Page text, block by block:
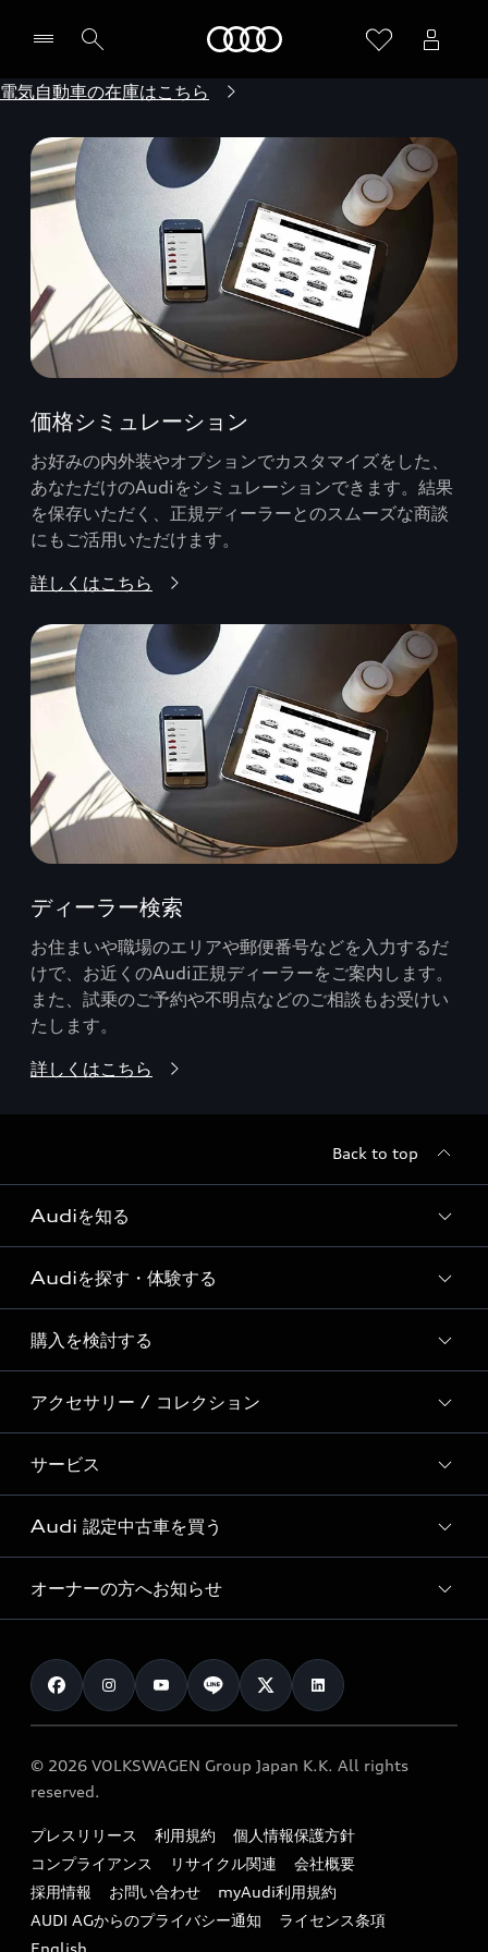
電気自動車の在庫はこちら
価格シミュレーション
お好みの内外装やオプションでカスタマイズをした、
あなただけのAudiをシミュレーションできます。結果
を保存いただく、正規ディーラーとのスムーズな商談
にもご活用いただけます。
詳しくはこちら
ディーラー検索
お住まいや職場のエリアや郵便番号などを入力するだ
けで、お近くのAudi正規ディーラーをご案内します。
また、試乗のご予約や不明点などのご相談もお受けい
たします。
詳しくはこちら
Back to top
Audiを知る
Audi ブランド
Story of Progress
Audi Sport
Formula 1®
デジタルサービス
Audiを探す・体験する
ディーラー検索
新車在庫検索
試乗車・展示車検索
見積り依頼
試乗予約
購入を検討する
モデル一覧
特別仕様モデル / 限定モデル
e-tronラインアップ
価格シミュレーション
車両比較
カタログ一覧
アクセサリー / コレクション
純正アクセサリー
オンラインショップ
Audi collection
アウディナビアプリ
サービス
サービス入庫予約
サービスプログラム
メンテナンス
車検 / 定期点検
e-tronアフターサポート
myAudi
Audi 認定中古車を買う
Audi認定中古車
クオリティ
保証
メンテナンス
ファイナンス
キャンペーン / イベント
買取査定
オーナーの方へお知らせ
お知らせ
オーナー様向けキャンペーン
特定整備適用車一覧
リサイクル法
よくある質問（FAQ）
© 2026 VOLKSWAGEN Group Japan K.K. All rights
reserved.
プレスリリース 利用規約
個人情報保護方針
コンプライアンス
リサイクル関連
会社概要
採用情報
お問い合わせ
myAudi利用規約
AUDI AGからのプライバシー通知
ライセンス条項
English